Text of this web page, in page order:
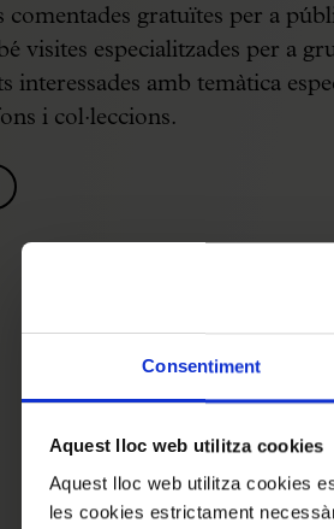
Consentiment
Aquest lloc web utilitza cookies
Aquest lloc web utilitza cookies
les cookies estrictament
comentades gratuïtes per a
visites especialitzades per a
interessades amb temàtica
i col·leccions.